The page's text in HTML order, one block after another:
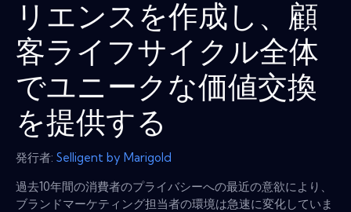
リエンスを作成し、顧
客ライフサイクル全体
でユニークな価値交換
を提供する
発行者: Selligent by Marigold
過去10年間の消費者のプライバシーへの最近の意欲により、
ブランドマーケティング担当者の環境は急速に変化していま